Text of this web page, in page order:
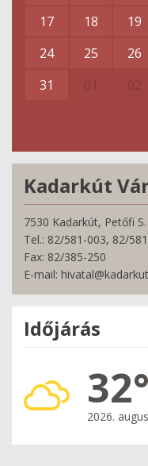
17
18 19
24
25 26
31
Kadarkút
7530 Kadarkút, Petőfi S.
Tel.: 82/581-003, 82/
Fax: 82/385-250
E-mail:
Időjárás
2026.